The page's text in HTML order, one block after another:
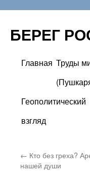
БЕРЕГ
Перейти
содержимому
Главная Труды
Геополитический
взгляд
← Кто без греха?
нашей души